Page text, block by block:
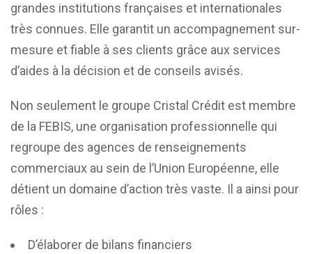
grandes institutions françaises et internationales
très connues. Elle garantit un accompagnement sur-
mesure et fiable à ses clients grâce aux services
d’aides à la décision et de conseils avisés.
Non seulement le groupe Cristal Crédit est membre
de la FEBIS, une organisation professionnelle qui
regroupe des agences de renseignements
commerciaux au sein de l’Union Européenne, elle
détient un domaine d’action très vaste. Il a ainsi pour
rôles :
D’élaborer de bilans financiers